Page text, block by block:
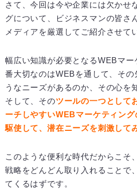
さて、今回は今や企業には欠かせ
グについて、ビジネスマンの皆さ
メディアを厳選してご紹介させて
幅広い知識が必要となるWEBマー
番大切なのはWEBを通して、その
うなニーズがあるのか、その心を
そして、そのツールの一つとして
ーチしやすいWEBマーケティン
駆使して、潜在ニーズを刺激して
このような便利な時代だからこそ
戦略をどんどん取り入れることで
てくるはずです。